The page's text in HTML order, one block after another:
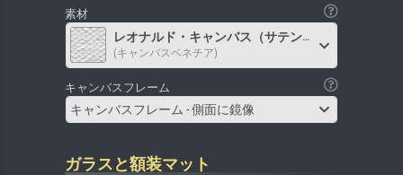
素材
レオナルド・キャンバス（サテン）
(キャンバスベネチア)
キャンバスフレーム
キャンバスフレーム - 側面に鏡像
ガラスと額装マット